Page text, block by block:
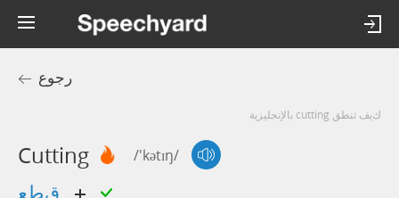
رجوع
كيف تنطق cutting بالإنجليزية
Cutting /'kətɪŋ/